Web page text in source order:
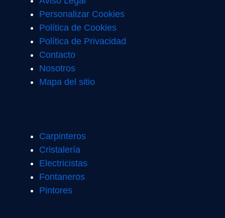
Personalizar Cookies
Política de Cookies
Política de Privacidad
Contacto
Nosotros
Mapa del sitio
Carpinteros
Cristalería
Electricistas
Fontaneros
Pintores